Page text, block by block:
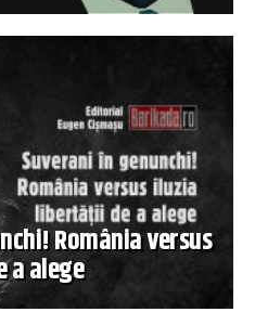
România versus
a alege